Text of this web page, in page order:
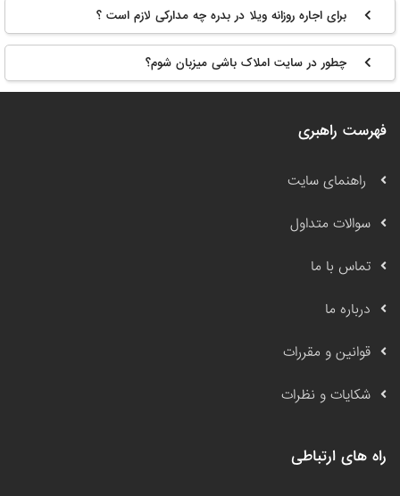
برای اجاره روزانه ویلا در بدره چه مدارکی لازم است ؟
چطور در سایت املاک باشی میزبان شوم؟
فهرست راهبری
راهنمای سایت
سوالات متداول
تماس با ما
درباره ما
قوانین و مقررات
شکایات و نظرات
راه های ارتباطی